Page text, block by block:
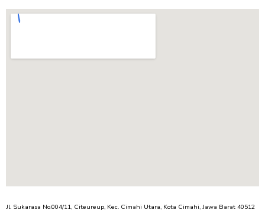
Jl. Sukarasa No.004/11, Citeureup, Kec. Cimahi Utara, Kota Cimahi, Jawa Barat 40512